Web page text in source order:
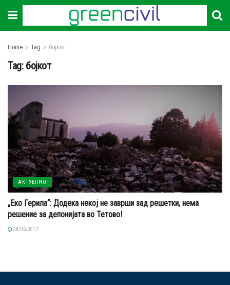
Home Tag бојкот
Tag: бојкот
АКТУЕЛНО
„Еко Герила“: Додека некој не заврши зад решетки, нема
решение за депонијата во Тетово!
28/06/2017